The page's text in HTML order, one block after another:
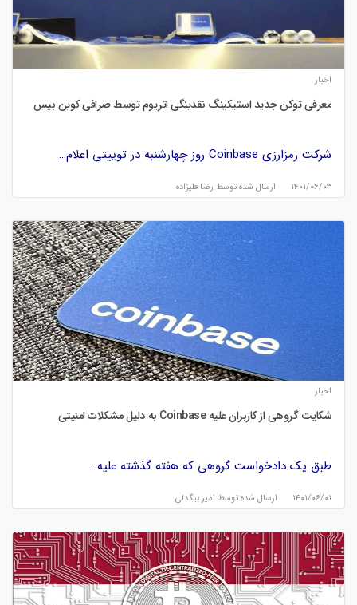
اخبار
معرفی توکن جدید استیکینگ نقدینگی اتریوم توسط صرافی کوین بیس
شرکت رمزارزی Coinbase روز چهارشنبه در توییتی اعلام…
۱۴۰۱/۰۶/۰۳ ارسال شده توسط رضا قلیزاده
اخبار
شکایت گروهی از کاربران علیه Coinbase به دلیل مشکلات امنیتی
طبق یک دادخواست گروهی که هفته گذشته علیه…
۱۴۰۱/۰۶/۰۱ ارسال شده توسط امیر بیگدلی